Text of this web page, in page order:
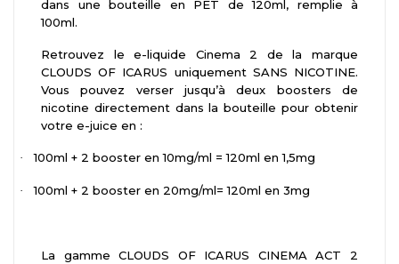
dans une bouteille en PET de 120ml, remplie à
100ml.
Retrouvez le e-liquide Cinema 2 de la marque
CLOUDS OF ICARUS uniquement SANS NICOTINE.
Vous pouvez verser jusqu’à deux boosters de
nicotine directement dans la bouteille pour obtenir
votre e-juice en :
· 100ml + 2 booster en 10mg/ml = 120ml en 1,5mg
· 100ml + 2 booster en 20mg/ml= 120ml en 3mg
La gamme CLOUDS OF ICARUS CINEMA ACT 2